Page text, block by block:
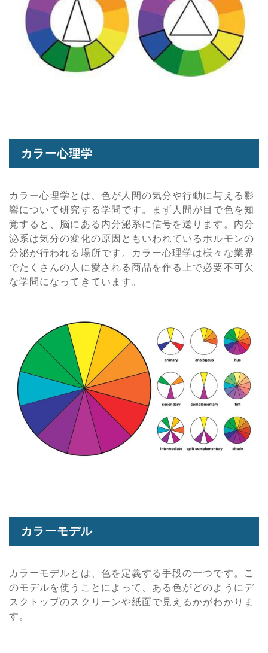
カラー心理学
カラー心理学とは、色が人間の気分や行動に与える影
響について研究する学問です。まず人間が目で色を知
覚すると、脳にある内分泌系に信号を送ります。内分
泌系は気分の変化の原因ともいわれているホルモンの
分泌が行われる場所です。カラー心理学は様々な業界
でたくさんの人に愛される商品を作る上で必要不可欠
な学問になってきています。
カラーモデル
カラーモデルとは、色を定義する手段の一つです。こ
のモデルを使うことによって、ある色がどのようにデ
スクトップのスクリーンや紙面で見えるかがわかりま
す。